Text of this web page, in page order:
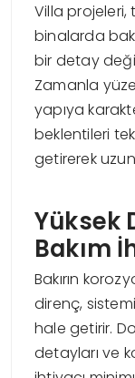
Villa projeleri,
binalarda
bir detay
Zamanla
yapıya
beklentileri
getirerek
Yüksek
Bakım
Bakırın
direnç,
hale getirir.
detayları ve